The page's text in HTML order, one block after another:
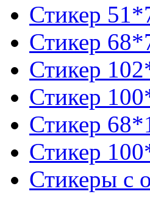
Стикер
Стикер
Стикер
Стикер
Стикер
Стикер
Стикеры с